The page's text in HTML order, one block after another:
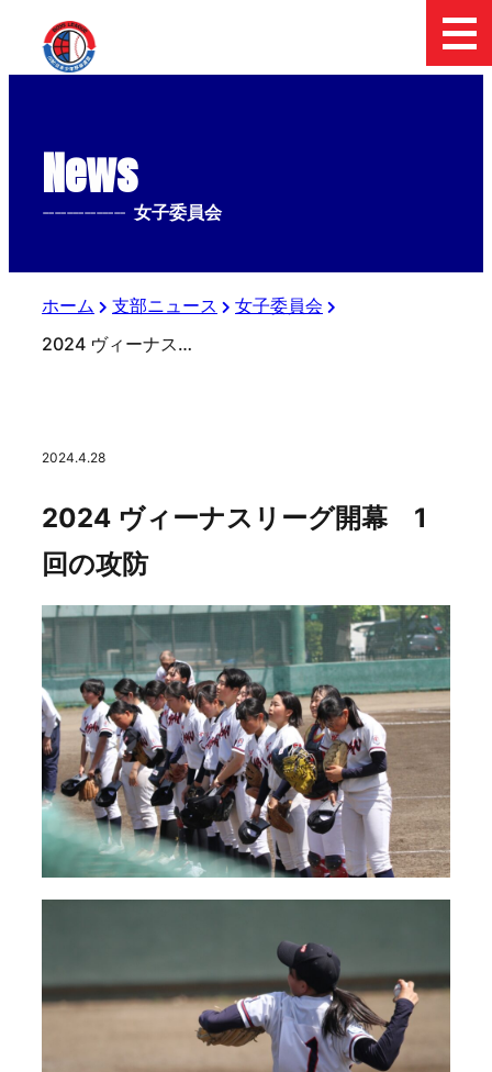
News
-------------- 女子委員会
ホーム 支部ニュース
女子委員会
2024 ヴィーナスリーグ開幕 1回の攻防
2024.4.28
2024 ヴィーナスリーグ開幕 1
回の攻防